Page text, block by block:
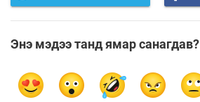
Энэ мэдээ танд ямар санагдав?